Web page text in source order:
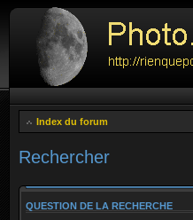
Index du forum
Rechercher
QUESTION DE LA RECHERCHE